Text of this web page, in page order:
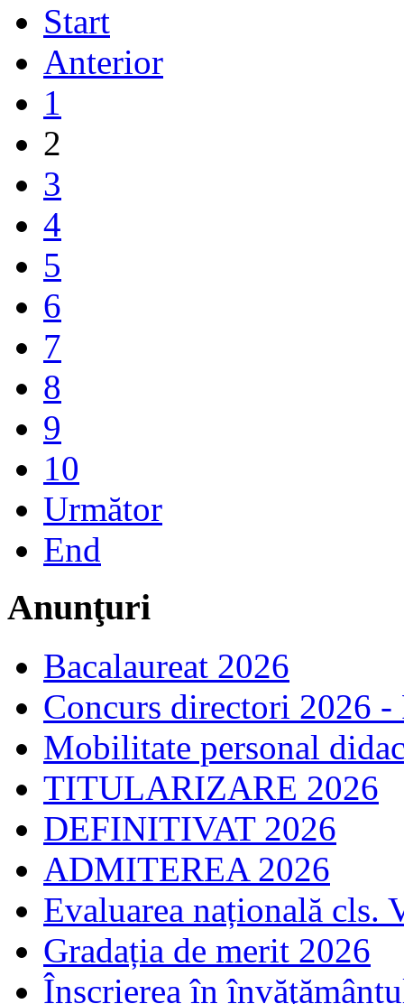
Start
Anterior
1
2
3
4
5
6
7
8
9
10
Următor
End
Anunţuri
Bacalaureat 2026
Concurs directori 2026 -
Mobilitate personal
TITULARIZARE 2026
DEFINITIVAT 2026
ADMITEREA 2026
Evaluarea națională cls.
Gradația de merit 2026
Înscrierea în